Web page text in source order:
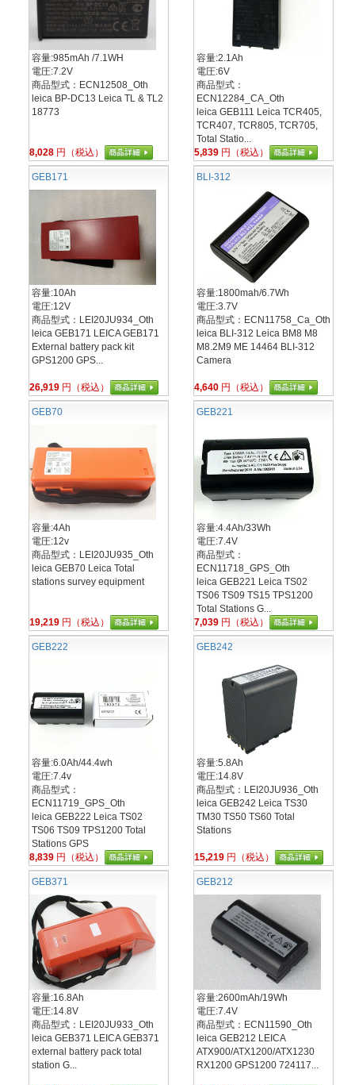
容量:985mAh /7.1WH
電圧:7.2V
商品型式：ECN12508_Oth
leica BP-DC13 Leica TL & TL2
18773
8,028 円（税込）
容量:2.1Ah
電圧:6V
商品型式：
ECN12284_CA_Oth
leica GEB111 Leica TCR405,
TCR407, TCR805, TCR705,
Total Statio...
5,839 円（税込）
GEB171
容量:10Ah
電圧:12V
商品型式：LEI20JU934_Oth
leica GEB171 LEICA GEB171
External battery pack kit
GPS1200 GPS...
26,919 円（税込）
BLI-312
容量:1800mah/6.7Wh
電圧:3.7V
商品型式：ECN11758_Ca_Oth
leica BLI-312 Leica BM8 M8
M8.2M9 ME 14464 BLI-312
Camera
4,640 円（税込）
GEB70
容量:4Ah
電圧:12v
商品型式：LEI20JU935_Oth
leica GEB70 Leica Total
stations survey equipment
19,219 円（税込）
GEB221
容量:4.4Ah/33Wh
電圧:7.4V
商品型式：
ECN11718_GPS_Oth
leica GEB221 Leica TS02
TS06 TS09 TS15 TPS1200
Total Stations G...
7,039 円（税込）
GEB222
容量:6.0Ah/44.4wh
電圧:7.4v
商品型式：
ECN11719_GPS_Oth
leica GEB222 Leica TS02
TS06 TS09 TPS1200 Total
Stations GPS
8,839 円（税込）
GEB242
容量:5.8Ah
電圧:14.8V
商品型式：LEI20JU936_Oth
leica GEB242 Leica TS30
TM30 TS50 TS60 Total
Stations
15,219 円（税込）
GEB371
容量:16.8Ah
電圧:14.8V
商品型式：LEI20JU933_Oth
leica GEB371 LEICA GEB371
external battery pack total
station G...
GEB212
容量:2600mAh/19Wh
電圧:7.4V
商品型式：ECN11590_Oth
leica GEB212 LEICA
ATX900/ATX1200/ATX1230
RX1200 GPS1200 724117...